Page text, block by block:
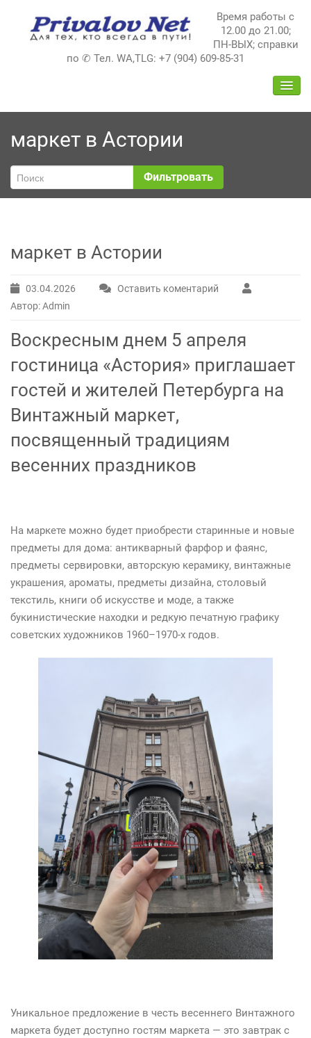
содержимому
Время работы с
12.00 до 21.00;
ПН-ВЫХ; справки
по ✆ Тел. WA,TLG: +7 (904) 609-85-31
маркет в Астории
Фильтровать
маркет в Астории
03.04.2026
Оставить коментарий
Автор: Admin
Воскресным днем 5 апреля
гостиница «Астория» приглашает
гостей и жителей Петербурга на
Винтажный маркет,
посвященный традициям
весенних праздников
На маркете можно будет приобрести старинные и новые
предметы для дома: антикварный фарфор и фаянс,
предметы сервировки, авторскую керамику, винтажные
украшения, ароматы, предметы дизайна, столовый
текстиль, книги об искусстве и моде, а также
букинистические находки и редкую печатную графику
советских художников 1960–1970-х годов.
Уникальное предложение в честь весеннего Винтажного
маркета будет доступно гостям маркета — это завтрак с